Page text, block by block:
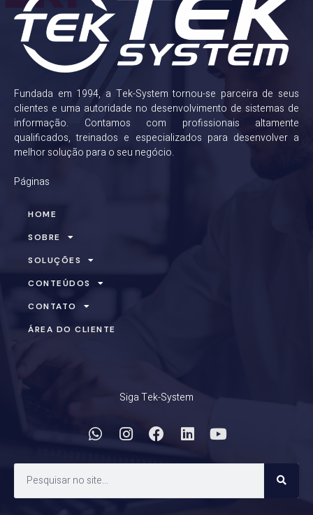
Fundada em 1994, a Tek-System tornou-se parceira de seus
clientes e uma autoridade no desenvolvimento de sistemas de
informação. Contamos com profissionais altamente
qualificados, treinados e especializados para desenvolver a
melhor solução para o seu negócio.
Páginas
HOME
SOBRE
SOLUÇÕES
CONTEÚDOS
CONTATO
ÁREA DO CLIENTE
Siga Tek-System